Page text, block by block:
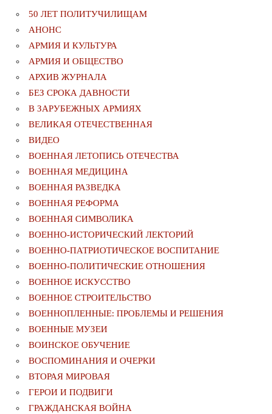
50 ЛЕТ ПОЛИТУЧИЛИЩАМ
АНОНС
АРМИЯ И КУЛЬТУРА
АРМИЯ И ОБЩЕСТВО
АРХИВ ЖУРНАЛА
БЕЗ СРОКА ДАВНОСТИ
В ЗАРУБЕЖНЫХ АРМИЯХ
ВЕЛИКАЯ ОТЕЧЕСТВЕННАЯ
ВИДЕО
ВОЕННАЯ ЛЕТОПИСЬ ОТЕЧЕСТВА
ВОЕННАЯ МЕДИЦИНА
ВОЕННАЯ РАЗВЕДКА
ВОЕННАЯ РЕФОРМА
ВОЕННАЯ СИМВОЛИКА
ВОЕННО-ИСТОРИЧЕСКИЙ ЛЕКТОРИЙ
ВОЕННО-ПАТРИОТИЧЕСКОЕ ВОСПИТАНИЕ
ВОЕННО-ПОЛИТИЧЕСКИE ОТНОШЕНИЯ
ВОЕННОЕ ИСКУССТВО
ВОЕННОЕ СТРОИТЕЛЬСТВО
ВОЕННОПЛЕННЫЕ: ПРОБЛЕМЫ И РЕШЕНИЯ
ВОЕННЫЕ МУЗЕИ
ВОИНСКОЕ ОБУЧЕНИЕ
ВОСПОМИНАНИЯ И ОЧЕРКИ
ВТОРАЯ МИРОВАЯ
ГЕРОИ И ПОДВИГИ
ГРАЖДАНСКАЯ ВОЙНА